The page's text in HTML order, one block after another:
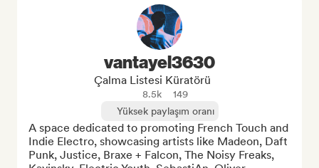
vantayel3630
Çalma Listesi Küratörü
8.5k
149
Yüksek paylaşım oranı
A space dedicated to promoting French Touch and
Indie Electro, showcasing artists like Madeon, Daft
Punk, Justice, Braxe + Falcon, The Noisy Freaks,